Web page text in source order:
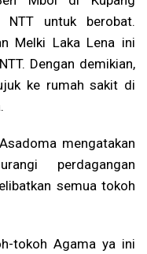
NTT untuk berobat.
Melki Laka Lena ini
Dengan demikian,
ke rumah sakit di
mengatakan
perdagangan
semua tokoh
tokoh Agama ya ini